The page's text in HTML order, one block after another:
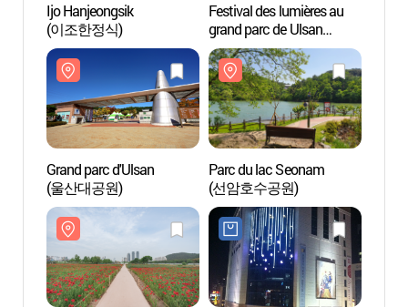
Ijo Hanjeongsik
(이조한정식)
Festival des lumières au
grand parc de Ulsan
(울산대공원 빛 축제
2020)
Grand parc d'Ulsan
(울산대공원)
Parc du lac Seonam
(선암호수공원)